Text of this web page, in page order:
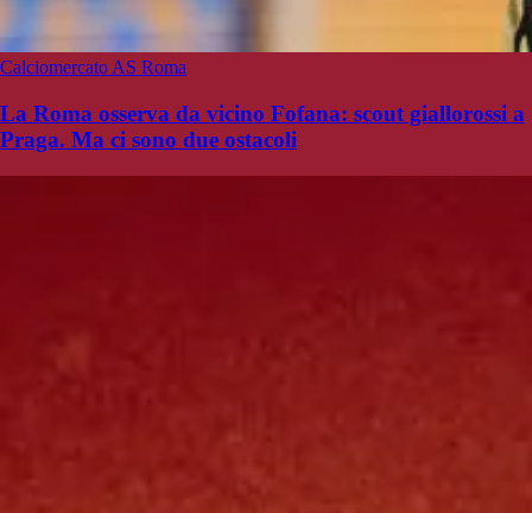
Calciomercato AS Roma
La Roma osserva da vicino Fofana: scout giallorossi a
Praga. Ma ci sono due ostacoli